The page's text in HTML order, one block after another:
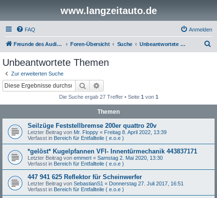
www.langzeitauto.de
FAQ Anmelden
Freunde des Audi Typ 44 e.V. Foren-Übersicht Suche Unbeantwortete Themen
Unbeantwortete Themen
Zur erweiterten Suche
Suche
Die Suche ergab 27 Treffer • Seite 1 von 1
Themen
Seilzüge Feststellbremse 200er quattro 20v
Letzter Beitrag von Mr. Floppy « Freitag 8. April 2022, 13:39
Verfasst in Bereich für Entfallteile ( e.o.e )
*gelöst* Kugelpfannen VFl- Innentürmechanik 443837171
Letzter Beitrag von emmert « Samstag 2. Mai 2020, 13:30
Verfasst in Bereich für Entfallteile ( e.o.e )
447 941 625 Reflektor für Scheinwerfer
Letzter Beitrag von SebastianS1 « Donnerstag 27. Juli 2017, 16:51
Verfasst in Bereich für Entfallteile ( e.o.e )